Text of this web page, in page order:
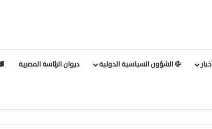
الشؤون السياسية الدولية ديوان الرئاسة المصرية